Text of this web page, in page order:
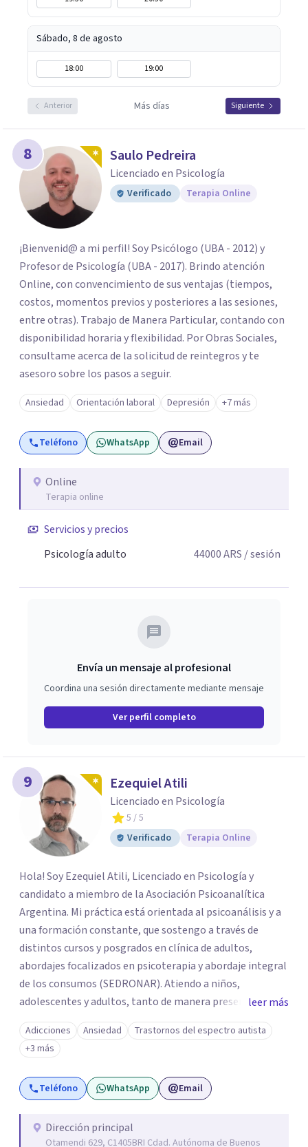
Sábado, 8 de agosto
18:00 19:00
Anterior Más días Siguiente
8 Saulo Pedreira
Licenciado en Psicología
Verificado Terapia Online
¡Bienvenid@ a mi perfil! Soy Psicólogo (UBA - 2012) y
Profesor de Psicología (UBA - 2017). Brindo atención
Online, con convencimiento de sus ventajas (tiempos,
costos, momentos previos y posteriores a las sesiones,
entre otras). Trabajo de Manera Particular, contando con
disponibilidad horaria y flexibilidad. Por Obras Sociales,
consultame acerca de la solicitud de reintegros y te
asesoro sobre los pasos a seguir.
Ansiedad Orientación laboral Depresión +7 más
Teléfono WhatsApp Email
Online
Terapia online
Servicios y precios
Psicología adulto
44000ARS / sesión
Envía un mensaje al profesional
Coordina una sesión directamente mediante mensaje
Ver perfil completo
9 Ezequiel Atili
Licenciado en Psicología
5 / 5
Verificado
Terapia Online
Hola! Soy Ezequiel Atili, Licenciado en Psicología y
candidato a miembro de la Asociación Psicoanalítica
Argentina. Mi práctica está orientada al psicoanálisis y a
una formación constante, que sostengo a través de
distintos cursos y posgrados en clínica de adultos,
abordajes focalizados en psicoterapia y abordaje integral
de los consumos (SEDRONAR). Atiendo a niños,
adolescentes y adultos, tanto de manera presencial
como online. Trabajo con distintas problemáticas como
depresión, ataques de pánico, adicciones, trastornos
alimentarios, trastornos del espectro autista (TEA) y
otras situaciones que generan malestar. Entiendo que
cada persona llega con una historia única, por eso el
quien consulta.
leer más
Adicciones Ansiedad
Trastornos del espectro autista
+3 más
Teléfono WhatsApp Email
Dirección principal
Otamendi 629, C1405BRI Cdad. Autónoma de Buenos